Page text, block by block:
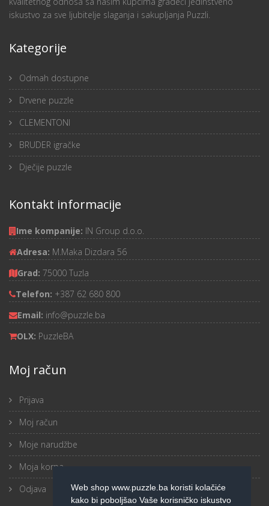
iskustvo za sve ljubitelje slaganja i sakupljanja Puzzli.
Kategorije
Odmah dostupne
Drvene puzzle
CLEMENTONI
BRUDER igračke
Dječije puzzle
Kontakt informacije
Ime kompanije: IN Group d.o.o.
Adresa: M.Maka Dizdara 56
Grad: 75000 Tuzla
Telefon: +387 62 680 800
Email: info@puzzle.ba
OLX: PuzzleBA
Moj račun
Prijava
Moj račun
Moje narudžbe
Moja korpa
Odjava
Web shop www.puzzle.ba koristi kolačiće
kako bi poboljšao Vaše korisničko iskustvo